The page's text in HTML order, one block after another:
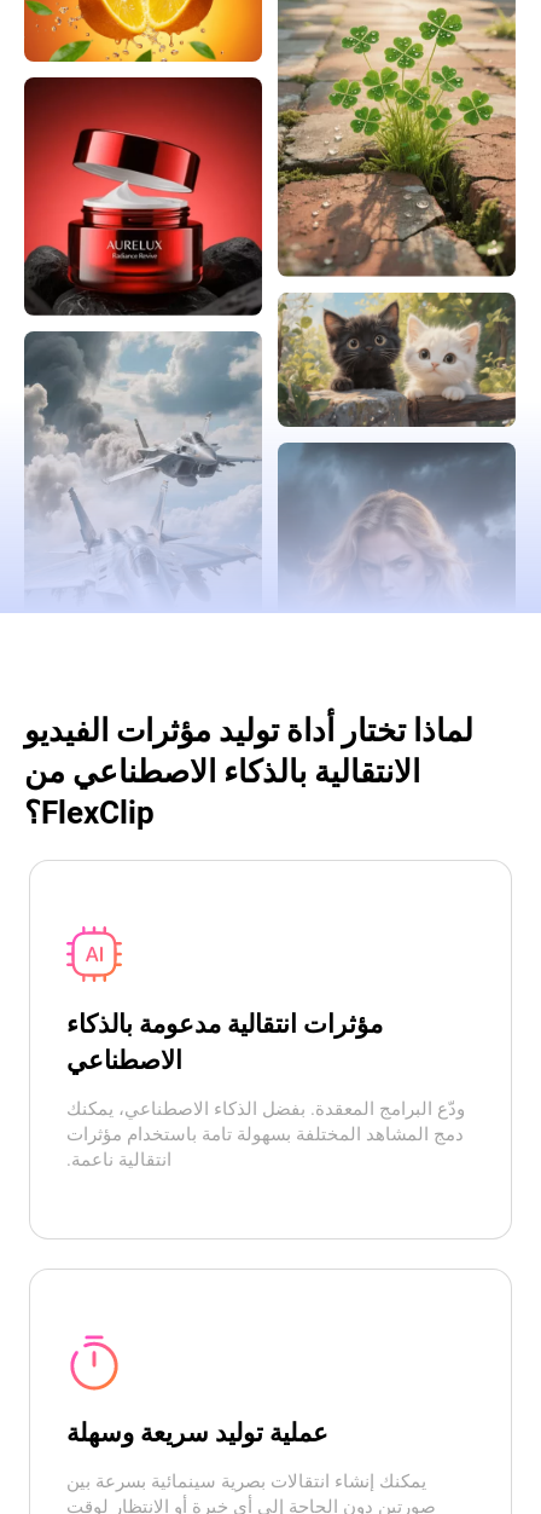
لماذا تختار أداة توليد مؤثرات الفيديو
الانتقالية بالذكاء الاصطناعي من
FlexClip؟
مؤثرات انتقالية مدعومة بالذكاء
الاصطناعي
ودّع البرامج المعقدة. بفضل الذكاء الاصطناعي، يمكنك
دمج المشاهد المختلفة بسهولة تامة باستخدام مؤثرات
انتقالية ناعمة.
عملية توليد سريعة وسهلة
يمكنك إنشاء انتقالات بصرية سينمائية بسرعة بين
صورتين دون الحاجة إلى أي خبرة أو الانتظار لوقت